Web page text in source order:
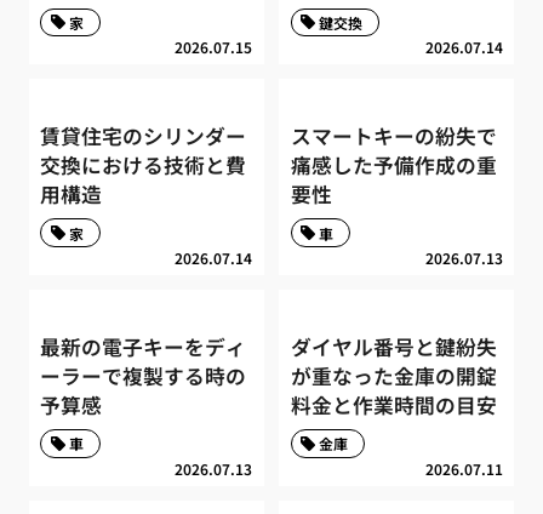
2026.07.15
家
2026.07.14
鍵交換
賃貸住宅のシリンダー
交換における技術と費
用構造
2026.07.14
家
スマートキーの紛失で
痛感した予備作成の重
要性
2026.07.13
車
最新の電子キーをディ
ーラーで複製する時の
予算感
2026.07.13
車
ダイヤル番号と鍵紛失
が重なった金庫の開錠
料金と作業時間の目安
2026.07.11
金庫